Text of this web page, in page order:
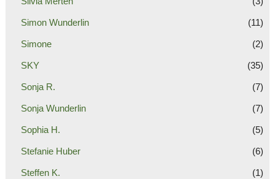
Simon Wunderlin (11)
Simone (2)
SKY (35)
Sonja R. (7)
Sonja Wunderlin (7)
Sophia H. (5)
Stefanie Huber (6)
Steffen K. (1)